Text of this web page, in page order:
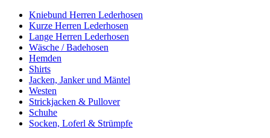
Kniebund Herren Lederhosen
Kurze Herren Lederhosen
Lange Herren Lederhosen
Wäsche / Badehosen
Hemden
Shirts
Jacken, Janker und Mäntel
Westen
Strickjacken & Pullover
Schuhe
Socken, Loferl & Strümpfe